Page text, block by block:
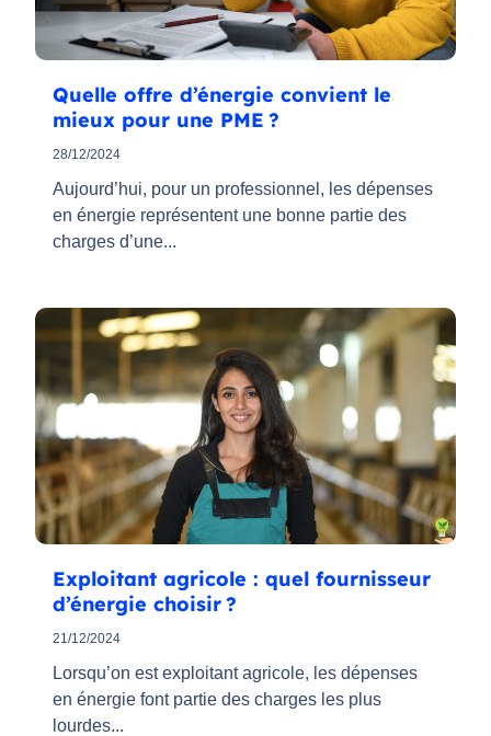
Quelle offre d’énergie convient le
mieux pour une PME ?
28/12/2024
Aujourd’hui, pour un professionnel, les dépenses
en énergie représentent une bonne partie des
charges d’une...
Exploitant agricole : quel fournisseur
d’énergie choisir ?
21/12/2024
Lorsqu’on est exploitant agricole, les dépenses
en énergie font partie des charges les plus
lourdes...